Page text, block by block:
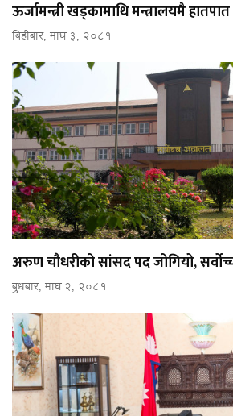
ऊर्जामन्त्री खड्कामाथि मन्त्रालयमै हातपात
बिहीबार, माघ ३, २०८१
अरुण चौधरीको सांसद पद जोगियो,
बुधबार, माघ २, २०८१